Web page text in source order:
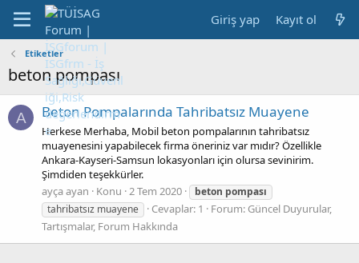
Giriş yap Kayıt ol
Etiketler
beton pompası
A Beton Pompalarında Tahribatsız Muayene
Herkese Merhaba, Mobil beton pompalarının tahribatsız
muayenesini yapabilecek firma öneriniz var mıdır? Özellikle
Ankara-Kayseri-Samsun lokasyonları için olursa sevinirim.
Şimdiden teşekkürler.
ayça ayan
Konu 2 Tem 2020 beton pompası
tahribatsız muayene
Cevaplar: 1 Forum: Güncel Duyurular,
Tartışmalar, Forum Hakkında